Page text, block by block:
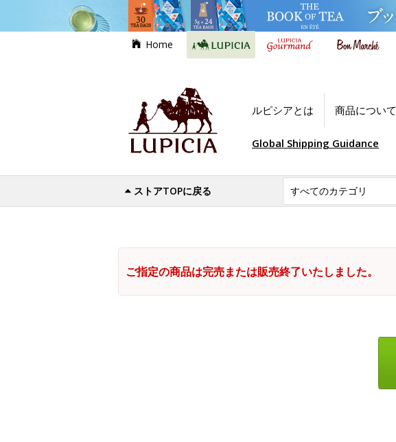
Home
ルピシアとは 商品について
Global Shipping Guidance
ストアTOPに戻る
ご指定の商品は完売または販売終了いたしました。